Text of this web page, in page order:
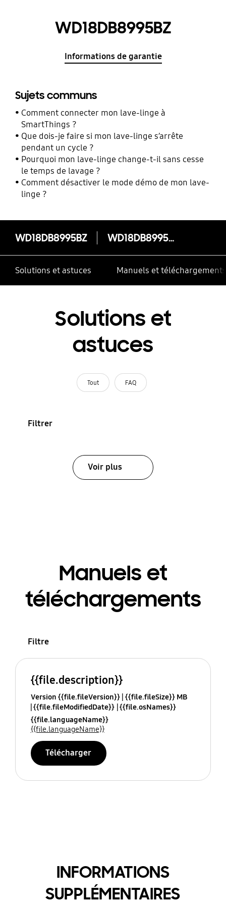
WD18DB8995BZ
Informations de garantie
Sujets communs
Comment connecter mon lave-linge à
SmartThings ?
Que dois-je faire si mon lave-linge s’arrête
pendant un cycle ?
Pourquoi mon lave-linge change-t-il sans cesse
le temps de lavage ?
Comment désactiver le mode démo de mon lave-
linge ?
WD18DB8995BZ WD18DB8995BZ
Solutions et astuces Manuels et téléchargements
Solutions et
astuces
Tout FAQ
Filtrer
Voir plus
Manuels et
téléchargements
Filtre
{{file.description}}
Version {{file.fileVersion}} {{file.fileSize}} MB
{{file.fileModifiedDate}} {{file.osNames}}
{{file.languageName}}
{{file.languageName}}
Télécharger
INFORMATIONS
SUPPLÉMENTAIRES